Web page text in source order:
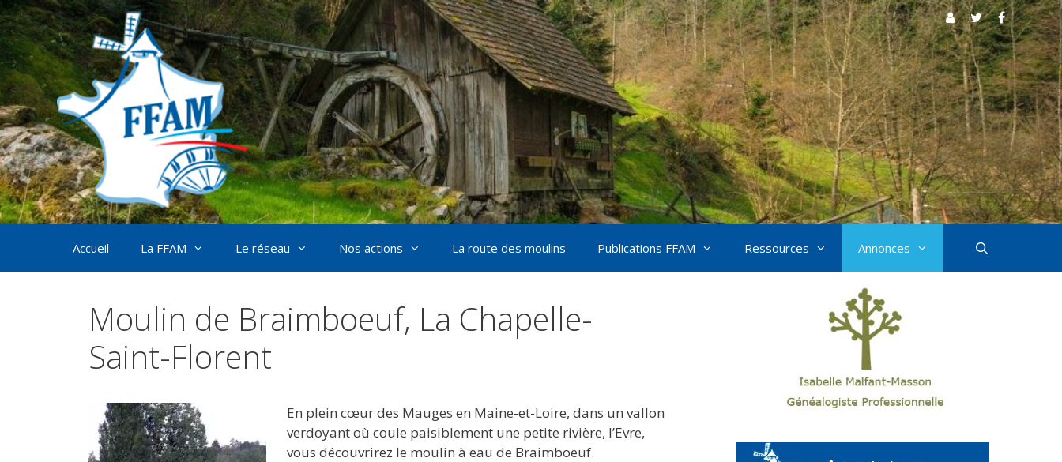
Aller
au
contenu
Accueil La FFAM Le réseau Nos actions La route des moulins Publications FFAM Ressources Annonces
Moulin de Braimboeuf, La Chapelle-
Saint-Florent
En plein cœur des Mauges en Maine-et-Loire, dans un vallon
verdoyant où coule paisiblement une petite rivière, l’Evre,
vous découvrirez le moulin à eau de Braimboeuf.